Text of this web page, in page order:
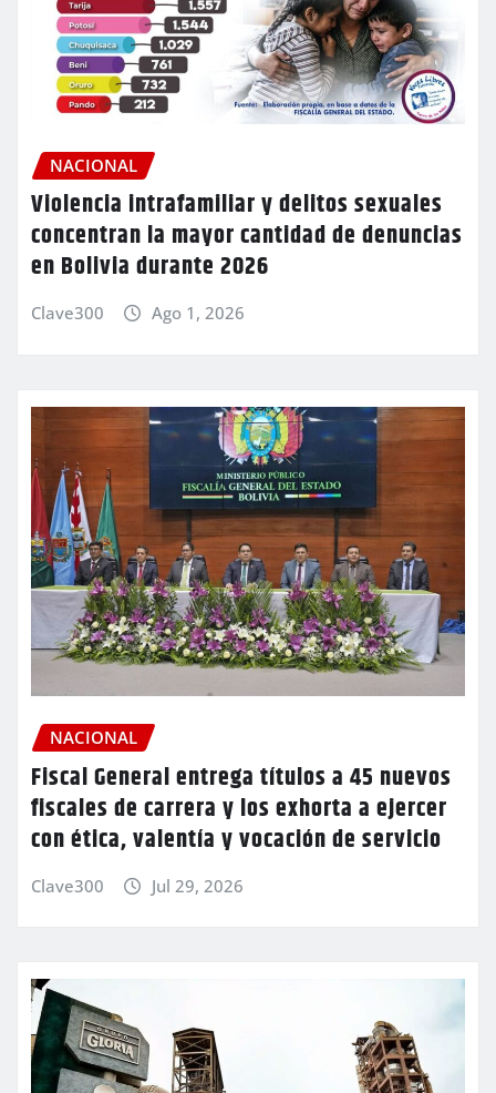
NACIONAL
Violencia intrafamiliar y delitos sexuales
concentran la mayor cantidad de denuncias
en Bolivia durante 2026
Clave300 Ago 1, 2026
NACIONAL
Fiscal General entrega títulos a 45 nuevos
fiscales de carrera y los exhorta a ejercer
con ética, valentía y vocación de servicio
Clave300 Jul 29, 2026